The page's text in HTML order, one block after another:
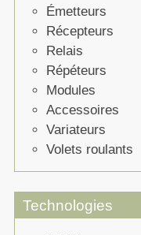
Émetteurs
Récepteurs
Relais
Répéteurs
Modules
Accessoires
Variateurs
Volets roulants
Technologies